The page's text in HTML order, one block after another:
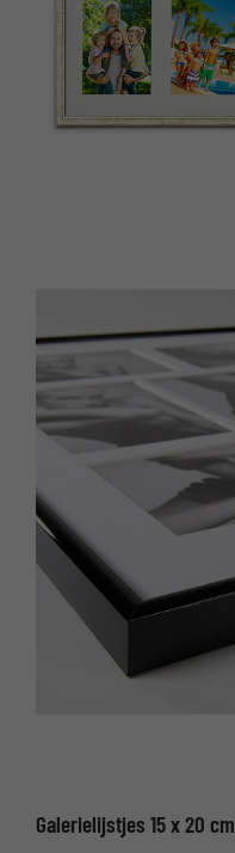
Galerielijstjes 15 x 20 cm